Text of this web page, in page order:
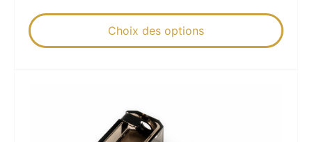
Choix des options